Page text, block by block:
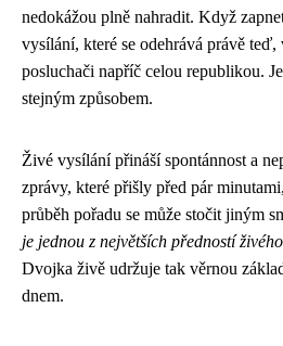
nedokážou plně nahradit. Když
vysílání, které se odehrává právě
posluchači napříč celou republikou.
stejným způsobem.
Živé vysílání přináší spontánnost a
zprávy, které přišly před pár
průběh pořadu se může stočit jiným
je jednou z největších předností
Dvojka živě udržuje tak věrnou
dnem.